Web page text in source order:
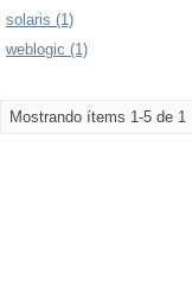
solaris (1)
weblogic (1)
Mostrando ítems 1-5 de 1